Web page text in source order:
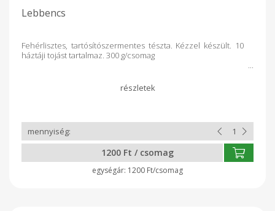
Lebbencs
Fehérlisztes, tartósítószermentes tészta. Kézzel készült. 10
háztáji tojást tartalmaz. 300 g/csomag
1200 Ft / csomag
1200 Ft/csomag